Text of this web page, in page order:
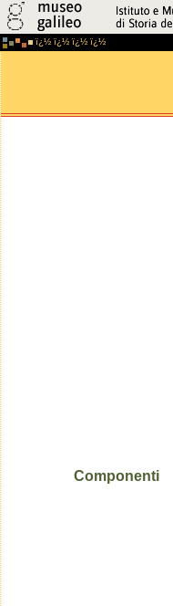
ï¿½
ï¿½ ï¿½ ï¿½ ï¿½
Componenti